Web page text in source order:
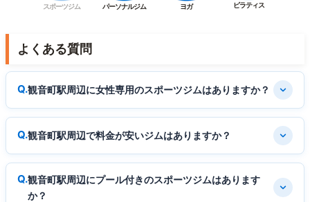
スポーツジム パーソナルジム ヨガ ピラティス
よくある質問
観音町駅周辺に女性専用のスポーツジムはありますか？
観音町駅周辺で料金が安いジムはありますか？
観音町駅周辺にプール付きのスポーツジムはあります
か？